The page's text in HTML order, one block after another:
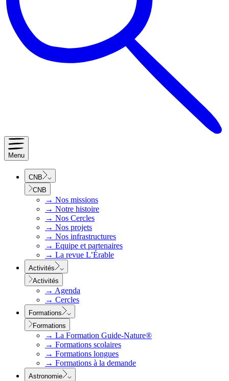
Menu
CNB
CNB
→ Nos missions
→ Notre histoire
→ Nos Cercles
→ Nos projets
→ Nos infrastructures
→ Equipe et partenaires
→ La revue L’Érable
Activités
Activités
→ Agenda
→ Cercles
Formations
Formations
→ La Formation Guide-Nature®
→ Formations scolaires
→ Formations longues
→ Formations à la demande
Astronomie